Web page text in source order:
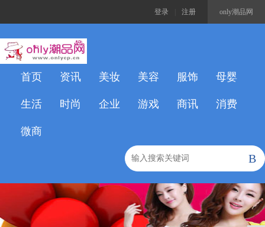
only潮品网
登录 注册
首页 资讯 美妆 美容 服饰 母婴
生活 时尚 企业 游戏 商讯 消费
微商
B